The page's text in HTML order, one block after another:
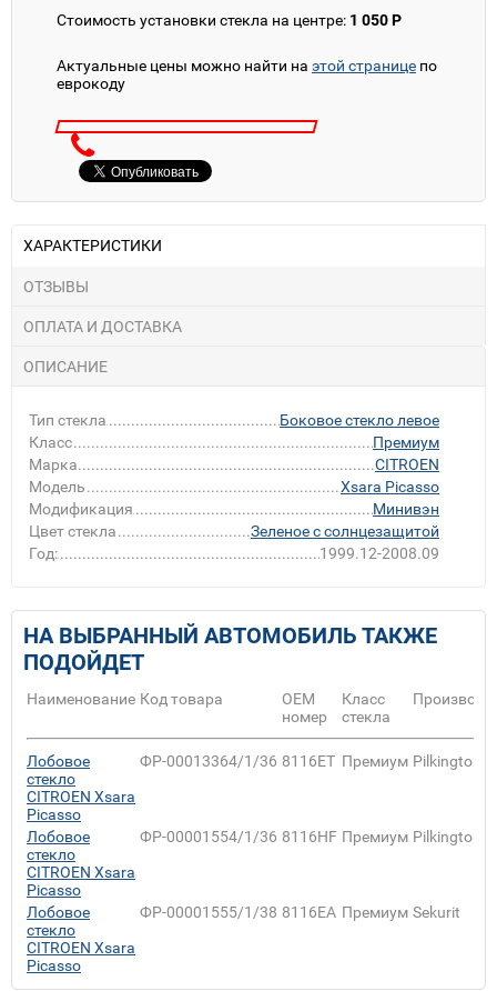
Стоимость установки стекла на центре: 1 050 Р
Актуальные цены можно найти на этой странице по
еврокоду
ХАРАКТЕРИСТИКИ
ОТЗЫВЫ
ОПЛАТА И ДОСТАВКА
ОПИСАНИЕ
Тип стекла
Боковое стекло левое
Класс
Премиум
Марка
CITROEN
Модель
Xsara Picasso
Модификация
Минивэн
Цвет стекла
Зеленое с солнцезащитой
Год:
1999.12-2008.09
НА ВЫБРАННЫЙ АВТОМОБИЛЬ ТАКЖЕ
ПОДОЙДЕТ
Наименование Код товара
ОЕМ
номер
Класс
стекла
Лобовое
стекло
CITROEN Xsara
Picasso
ФР-00013364/1/36 8116ET Премиум Pilkington
Лобовое
стекло
CITROEN Xsara
Picasso
ФР-00001554/1/36 8116HF Премиум Pilkington
Лобовое
стекло
CITROEN Xsara
Picasso
ФР-00001555/1/38 8116EA Премиум Sekurit